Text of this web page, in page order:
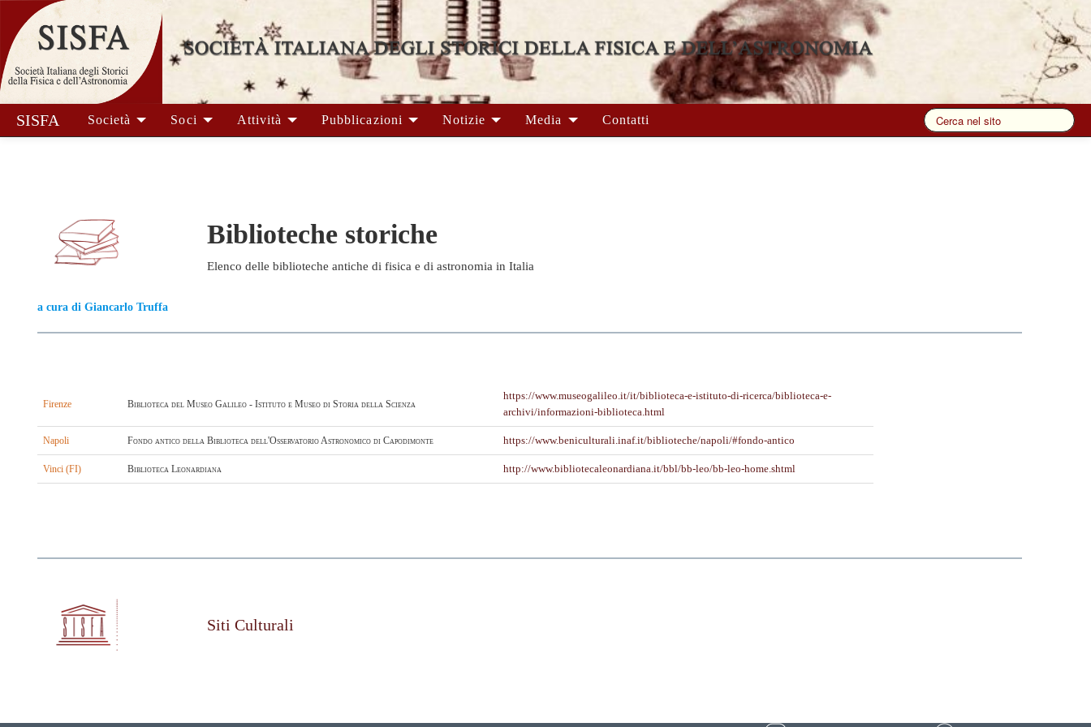
SISFA Società Soci Attività Pubblicazioni Notizie Media Contatti
Biblioteche storiche
Elenco delle biblioteche antiche di fisica e di astronomia in Italia
a cura di Giancarlo Truffa
Firenze Biblioteca del Museo Galileo - Istituto e Museo di Storia della Scienza
https://www.museogalileo.it/it/biblioteca-e-istituto-di-ricerca/biblioteca-e-
archivi/informazioni-biblioteca.html
Napoli Fondo antico della Biblioteca dell'Osservatorio Astronomico di Capodimonte https://www.beniculturali.inaf.it/biblioteche/napoli/#fondo-antico
Vinci (FI) Biblioteca Leonardiana http://www.bibliotecaleonardiana.it/bbl/bb-leo/bb-leo-home.shtml
Siti Culturali